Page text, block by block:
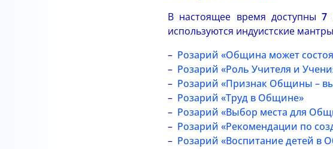
В настоящее время доступны7
используются индуистские
Розарий «Община может
Розарий «Роль Учителя и
Розарий «Признак Общины –
Розарий «Труд в Общине»
Розарий «Выбор места для
Розарий «Рекомендации по
Розарий «Воспитание детей в